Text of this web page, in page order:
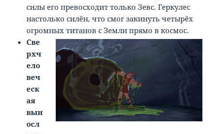
силы его превосходит только Зевс. Геркулес
настолько силён, что смог закинуть четырёх
огромных титанов с Земли прямо в космос.
Све
рхч
ело
веч
еск
ая
вын
осл